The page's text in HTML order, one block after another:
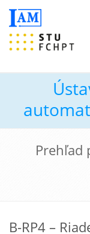
Prehľad
B-RP4 –